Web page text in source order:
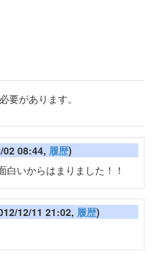
要があります。
02 08:44, 履歴)
白いからはまりました！！
12/11 21:02, 履歴)